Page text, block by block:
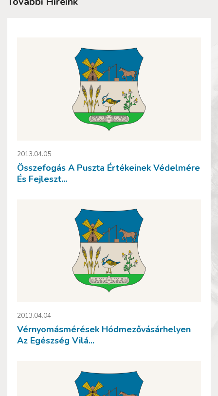
2013.04.05
Összefogás A Puszta Értékeinek Védelmére
És Fejleszt...
2013.04.04
Vérnyomásmérések Hódmezővásárhelyen
Az Egészség Vilá...